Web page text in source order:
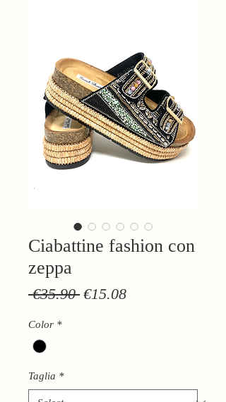
Ciabattine fashion con
zeppa
€35.90 Regular
€15.08Sale
Color *
Taglia *